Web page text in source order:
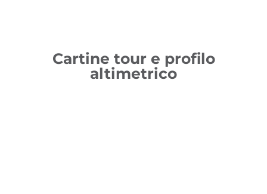
Cartine tour e profilo
altimetrico